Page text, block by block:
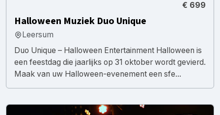
€ 699
Halloween Muziek Duo Unique
Leersum
Duo Unique – Halloween Entertainment Halloween is
een feestdag die jaarlijks op 31 oktober wordt gevierd.
Maak van uw Halloween-evenement een sfe...